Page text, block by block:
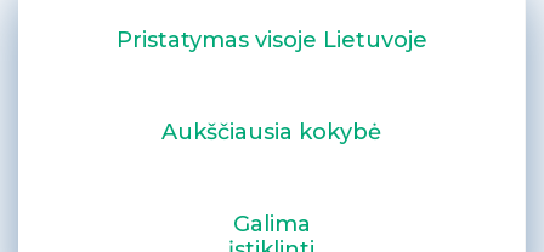
Pristatymas visoje Lietuvoje
Aukščiausia kokybė
Galima